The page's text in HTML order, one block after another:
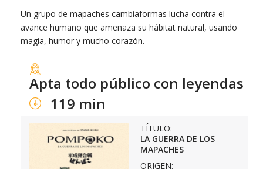
Un grupo de mapaches cambiaformas lucha contra el
avance humano que amenaza su hábitat natural, usando
magia, humor y mucho corazón.
Apta todo público con leyendas
119 min
TÍTULO:
LA GUERRA DE LOS
MAPACHES
ORIGEN: